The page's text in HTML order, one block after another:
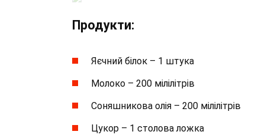
Продукти:
Яєчний білок – 1 штука
Молоко – 200 мілілітрів
Соняшникова олія – 200 мілілітрів
Цукор – 1 столова ложка